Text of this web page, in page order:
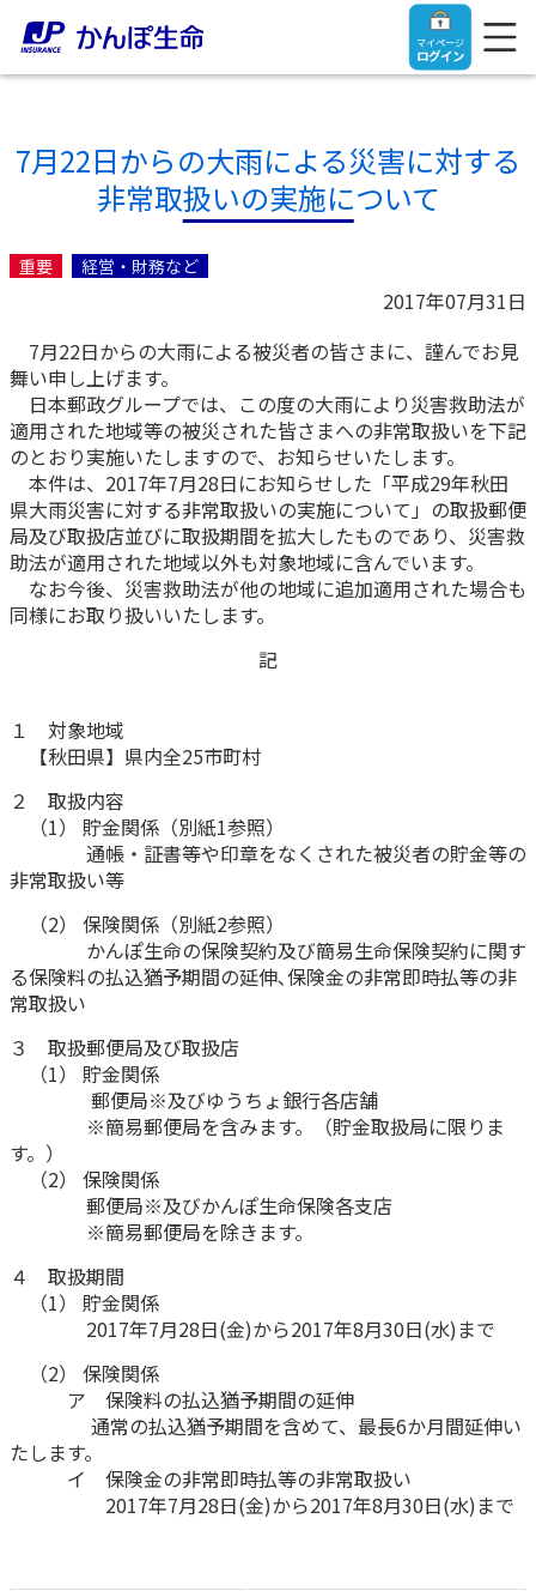
マイページ
ログイン
トップ
ご契約者さま
ご契約者さま
マイページログイン
入院保険金・手術保険金のご請求
マイページでできること
新規登録
ログイン
ご契約内容の確認
お客さまに関する情報等の確認の取り組み
各種サービス・お知らせ
かんぽプラチナライフサービス
ご契約のしおり・約款（Web約款）
保険用語集
お問い合わせ
保険をご検討中のお客さま
保険をご検討中のお客さま
終身保険
養老保険
長寿支援保険
お見積りシミュレーション
資料請求
保険の探し方のポイント
保険かんたん診断
これからのライフイベントでかかる費用とは？
ご契約手続きの流れ
保険料のお払込方法
保険用語集
お問い合わせ
法人のお客さま
【まずはご相談ください】企業経営でお悩みの方はこ
ちら
法人のお客さま向け商品一覧
かんぽ生命の団体取扱い
法人向け資料請求
お問い合わせ先
お役立ち情報
かんぽのLifeサポートナビ
保険
医療
お金
子育て
ライフプラン
健康情報
かんぽアプリ～かんぽの健康と安心を手のひらに～
すこやか健康ラボ
ラジオ体操ポータルサイト
かんぽ生命について
ご挨拶
経営理念・経営戦略
会社概要
財務情報
株主・投資家のみなさまへ
日本郵政グループとしての取り組み
CM・オウンドメディア／ソーシャルメディア
かんぽブランド
かんぽ生命のサステナビリティ
お客さまの声／お客さまサービス向上の取組み
お問い合わせ
サステナビリティ
株主・投資家のみなさまへ
採用情報
English
7月22日からの大雨による災害に対する
非常取扱いの実施について
重要 経営・財務など
2017年07月31日
7月22日からの大雨による被災者の皆さまに、謹んでお見
舞い申し上げます。
日本郵政グループでは、この度の大雨により災害救助法が
適用された地域等の被災された皆さまへの非常取扱いを下記
のとおり実施いたしますので、お知らせいたします。
本件は、2017年7月28日にお知らせした「平成29年秋田
県大雨災害に対する非常取扱いの実施について」の取扱郵便
局及び取扱店並びに取扱期間を拡大したものであり、災害救
助法が適用された地域以外も対象地域に含んでいます。
なお今後、災害救助法が他の地域に追加適用された場合も
同様にお取り扱いいたします。
記
１ 対象地域
【秋田県】県内全25市町村
２ 取扱内容
（1） 貯金関係（別紙1参照）
通帳・証書等や印章をなくされた被災者の貯金等の
非常取扱い等
（2） 保険関係（別紙2参照）
かんぽ生命の保険契約及び簡易生命保険契約に関す
る保険料の払込猶予期間の延伸､保険金の非常即時払等の非
常取扱い
３ 取扱郵便局及び取扱店
（1） 貯金関係
郵便局※及びゆうちょ銀行各店舗
※簡易郵便局を含みます。（貯金取扱局に限りま
す。）
（2） 保険関係
郵便局※及びかんぽ生命保険各支店
※簡易郵便局を除きます。
４ 取扱期間
（1） 貯金関係
2017年7月28日(金)から2017年8月30日(水)まで
（2） 保険関係
ア 保険料の払込猶予期間の延伸
通常の払込猶予期間を含めて、最長6か月間延伸い
たします。
イ 保険金の非常即時払等の非常取扱い
2017年7月28日(金)から2017年8月30日(水)まで